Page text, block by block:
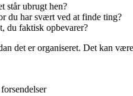
står ubrugt hen?
du har svært ved at finde ting?
du faktisk opbevarer?
det er organiseret. Det kan